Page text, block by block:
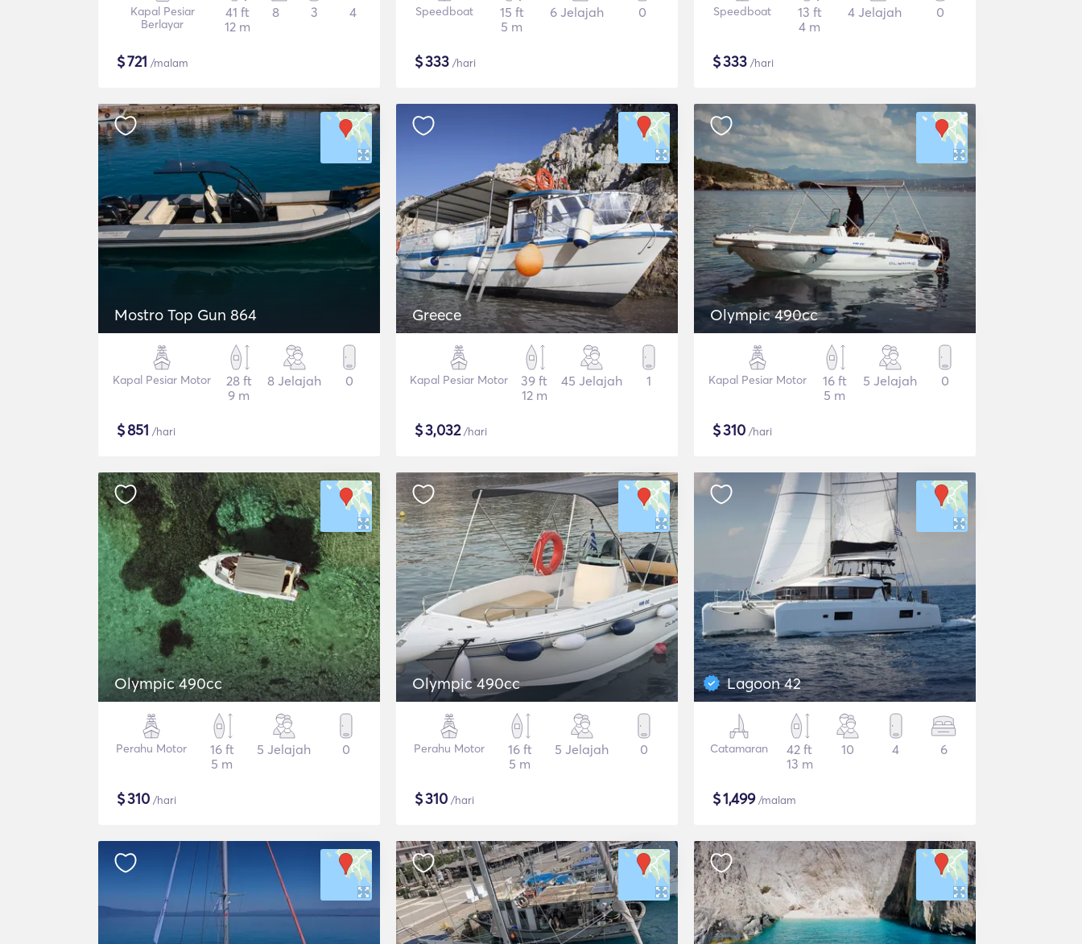
Kapal Pesiar
Berlayar
41 ft
12 m
8 3 4
$721 /malam
Speedboat
15 ft
5 m
6 Jelajah 0
$333 /hari
Speedboat
13 ft
4 m
4 Jelajah 0
$333 /hari
Mostro Top Gun 864
Kapal Pesiar Motor
28 ft
9 m
8 Jelajah 0
$851 /hari
Greece
Kapal Pesiar Motor
39 ft
12 m
45 Jelajah 1
$3,032/hari
Olympic 490cc
Kapal Pesiar Motor
16 ft
5 m
5 Jelajah 0
$310 /hari
Olympic 490cc
Perahu Motor
16 ft
5 m
5 Jelajah 0
$310 /hari
Olympic 490cc
Perahu Motor
16 ft
5 m
5 Jelajah 0
$310 /hari
Lagoon 42
Catamaran
42 ft
13 m
10 4 6
$1,499/malam